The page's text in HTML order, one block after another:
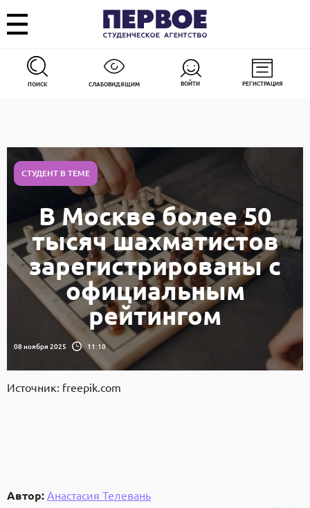
ПОИСК СЛАБОВИДЯЩИМ ВОЙТИ РЕГИСТРАЦИЯ
СТУДЕНТ В ТЕМЕ
В Москве более 50
тысяч шахматистов
зарегистрированы с
официальным
рейтингом
08 ноября 2025 11:10
Источник: freepik.com
Автор: Анастасия Телевань